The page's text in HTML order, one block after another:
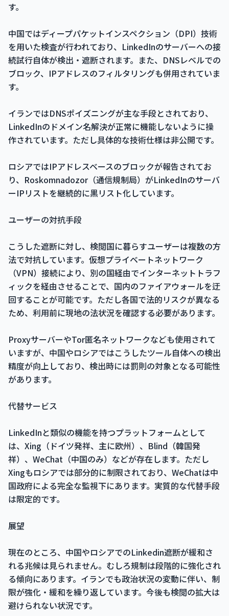
す。
中国ではディープパケットインスペクション（DPI）技術
を用いた検査が行われており、LinkedInのサーバーへの接
続試行自体が検出・遮断されます。また、DNSレベルでの
ブロック、IPアドレスのフィルタリングも併用されていま
す。
イランではDNSポイズニングが主な手段とされており、
LinkedInのドメイン名解決が正常に機能しないように操
作されています。ただし具体的な技術仕様は非公開です。
ロシアではIPアドレスベースのブロックが報告されてお
り、Roskomnadozor（通信規制局）がLinkedInのサーバ
ーIPリストを継続的に黒リスト化しています。
ユーザーの対抗手段
こうした遮断に対し、検閲国に暮らすユーザーは複数の方
法で対抗しています。仮想プライベートネットワーク
（VPN）接続により、別の国経由でインターネットトラフ
ィックを経由させることで、国内のファイアウォールを迂
回することが可能です。ただし各国で法的リスクが異なる
ため、利用前に現地の法状況を確認する必要があります。
ProxyサーバーやTor匿名ネットワークなども使用されて
いますが、中国やロシアではこうしたツール自体への検出
精度が向上しており、検出時には罰則の対象となる可能性
があります。
代替サービス
LinkedInと類似の機能を持つプラットフォームとして
は、Xing（ドイツ発祥、主に欧州）、Blind（韓国発
祥）、WeChat（中国のみ）などが存在します。ただし
Xingもロシアでは部分的に制限されており、WeChatは中
国政府による完全な監視下にあります。実質的な代替手段
は限定的です。
展望
現在のところ、中国やロシアでのLinkedin遮断が緩和さ
れる兆候は見られません。むしろ規制は段階的に強化され
る傾向にあります。イランでも政治状況の変動に伴い、制
限が強化・緩和を繰り返しています。今後も検閲の拡大は
避けられない状況です。